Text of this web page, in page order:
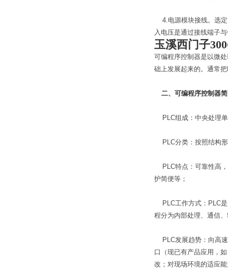
4.电源模块接线。选定
入电压是通过接线端子
玉溪西门子
可编程序控制器是以微
础上发展起来的。通常
二、可编程序控制器
PLC组成：中央处理单
PLC分类：按照结构形
PLC特点：可靠性高，
护简便等；
PLC工作方式：PLC是
程分为内部处理、通信
PLC发展趋势：向高速
口（现已有产品应用，
改；对现场环境的适应